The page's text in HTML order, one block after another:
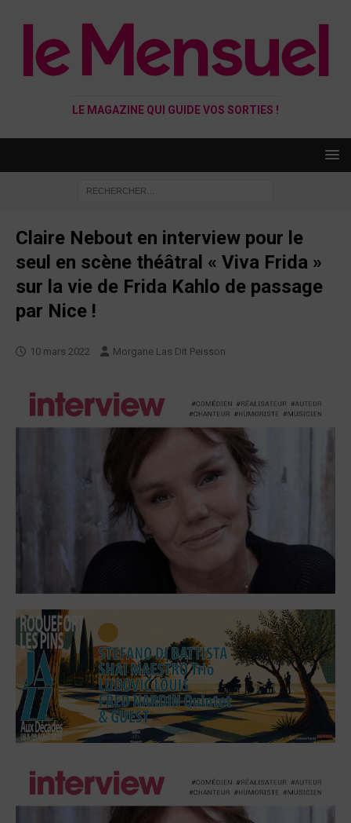
LE MAGAZINE QUI GUIDE VOS SORTIES !
Claire Nebout en interview pour le
seul en scène théâtral « Viva Frida »
sur la vie de Frida Kahlo de passage
par Nice !
10 mars 2022 Morgane Las Dit Peisson